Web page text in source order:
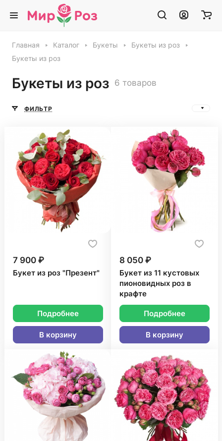
Главная Каталог Букеты
Букеты из роз
Букеты из роз
Букеты из роз 6 товаров
ФИЛЬТР
7 900 ₽
Букет из роз "Презент"
Подробнее
В корзину
8 050 ₽
Букет из 11 кустовых
пионовидных роз в
крафте
Подробнее
В корзину